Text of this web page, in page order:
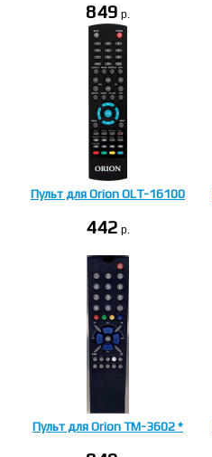
849 p.
Пульт для Orion OLT-16100
442 p.
Пульт для Orion TM-3602 *